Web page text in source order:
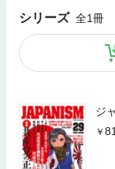
シリーズ 全1冊
ジ